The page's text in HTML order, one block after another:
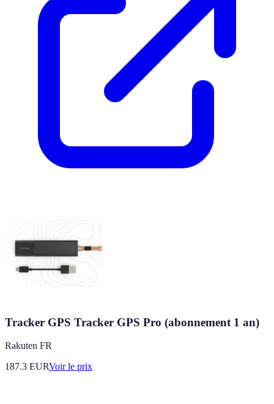
Tracker GPS Tracker GPS Pro (abonnement 1 an)
Rakuten FR
187.3 EURVoir le prix